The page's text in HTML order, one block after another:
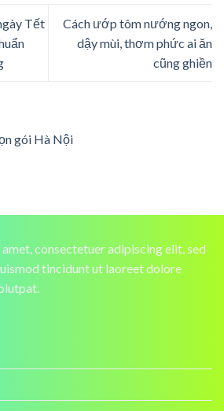
Tết
Cách ướp tôm nướng ngon,
dậy mùi, thơm phức ai ăn
cũng ghiền
gói Hà Nội
consectetuer adipiscing elit, sed
tincidunt ut laoreet dolore